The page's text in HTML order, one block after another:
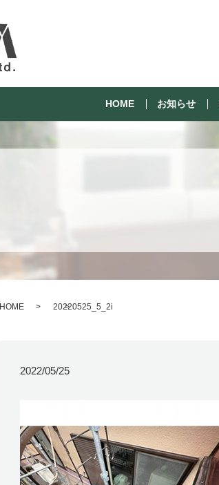
HOME お知らせ
HOME 20220525_5_2i
2022/05/25